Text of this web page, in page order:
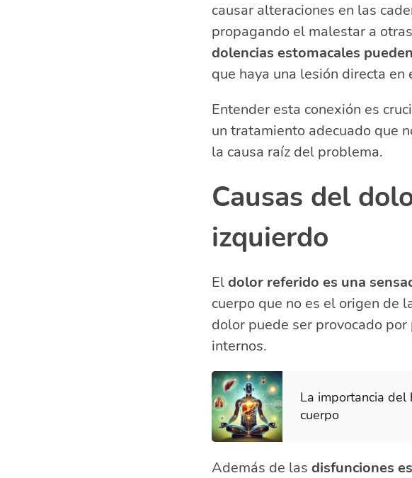
causar alteraciones en las
propagando el malestar a
dolencias estomacales
que haya una lesión directa en
Entender esta conexión es
un tratamiento adecuado que
la causa raíz del problema.
Causas del
izquierdo
Eldolor referido es una
cuerpo que no es el origen de
dolor puede ser provocado
internos.
La importancia
cuerpo
Además de las disfunciones